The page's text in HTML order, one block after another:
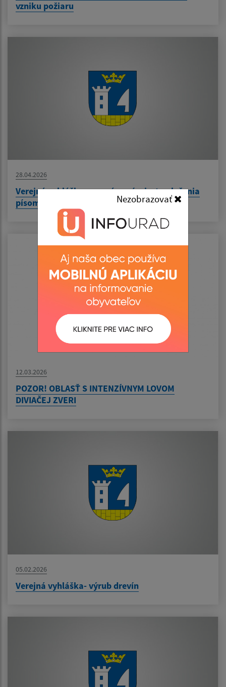
Nezobrazovať
vzniku požiaru
28.04.2026
Verejná vyhláška- o oznámení miesta uloženia
písomnosti
12.03.2026
POZOR! OBLASŤ S INTENZÍVNYM LOVOM
DIVIAČEJ ZVERI
05.02.2026
Verejná vyhláška- výrub drevín